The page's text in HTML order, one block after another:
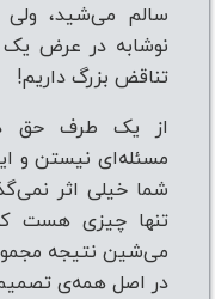
سالم می‌شید، ولی
نوشابه در عرض
تناقض بزرگ داریم!
از یک طرف حق
مسئله‌ای نیستن و
شما خیلی اثر
تنها چیزی هست
می‌شین نتیجه
در اصل همه‌ی